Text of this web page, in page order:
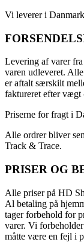
Vi leverer i
Levering af varer
varen udleveret.
er aftalt særskilt
faktureret efter vægt
Priserne for fragt i
Alle ordrer bliver
Track & Trace.
PRISER OG
Alle priser på HD
Al betaling på
tager forbehold for
varer. Vi
måtte være en fejl i